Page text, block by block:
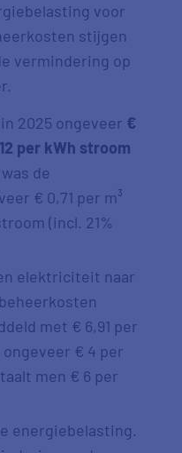
voor
stijgen
vermindering op
2025 ongeveer €
per kWh stroom
de
€ 0,71 per m³
(incl. 21%
elektriciteit naar
met € 6,91 per
€ 4 per
men € 6 per
energiebelasting.